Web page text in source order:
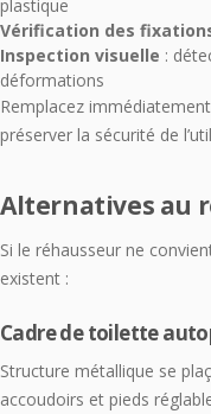
plastique
Vérification des
Inspection visuelle :
déformations
Remplacez
préserver la sécurité de
Alternatives au
Si le réhausseur ne
existent :
Cadre de toilette
Structure métallique se
accoudoirs et pieds